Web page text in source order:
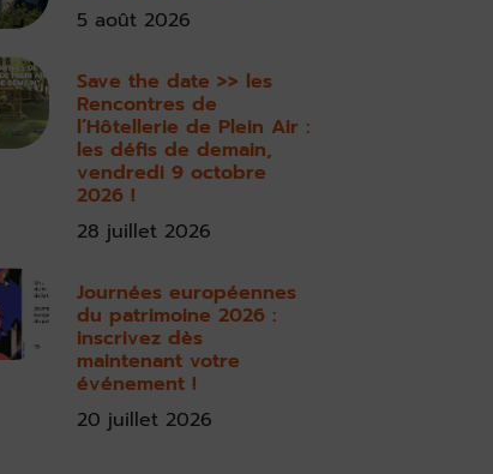
5 août 2026
Save the date >> les
Rencontres de
l’Hôtellerie de Plein Air :
les défis de demain,
vendredi 9 octobre
2026 !
28 juillet 2026
Journées européennes
du patrimoine 2026 :
inscrivez dès
maintenant votre
événement !
20 juillet 2026